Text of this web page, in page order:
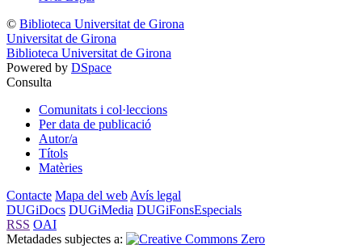
© Biblioteca Universitat de Girona
Universitat de Girona
Biblioteca Universitat de Girona
Powered by DSpace
Consulta
Comunitats i col·leccions
Per data de publicació
Autor/a
Títols
Matèries
Contacte Mapa del web Avís legal
DUGiDocs DUGiMedia DUGiFonsEspecials
RSS OAI
Metadades subjectes a: